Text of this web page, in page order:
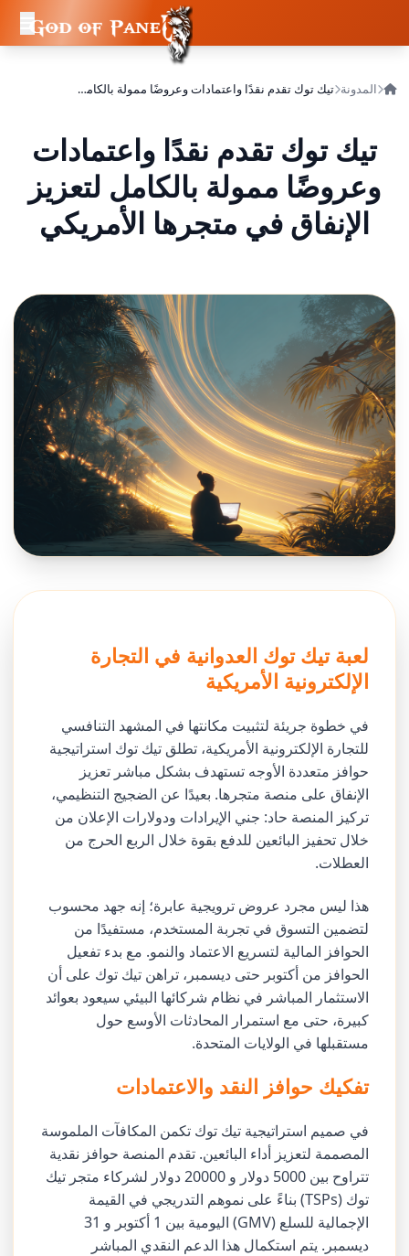
المدونة تيك توك تقدم نقدًا واعتمادات وعروضًا ممولة بالكامل لتعزيز الإنفاق في متجرها الأمريكي
تيك توك تقدم نقدًا واعتمادات
وعروضًا ممولة بالكامل لتعزيز
الإنفاق في متجرها الأمريكي
لعبة تيك توك العدوانية في التجارة
الإلكترونية الأمريكية
في خطوة جريئة لتثبيت مكانتها في المشهد التنافسي
للتجارة الإلكترونية الأمريكية، تطلق تيك توك استراتيجية
حوافز متعددة الأوجه تستهدف بشكل مباشر تعزيز
الإنفاق على منصة متجرها. بعيدًا عن الضجيج التنظيمي،
تركيز المنصة حاد: جني الإيرادات ودولارات الإعلان من
خلال تحفيز البائعين للدفع بقوة خلال الربع الحرج من
العطلات.
هذا ليس مجرد عروض ترويجية عابرة؛ إنه جهد محسوب
لتضمين التسوق في تجربة المستخدم، مستفيدًا من
الحوافز المالية لتسريع الاعتماد والنمو. مع بدء تفعيل
الحوافز من أكتوبر حتى ديسمبر، تراهن تيك توك على أن
الاستثمار المباشر في نظام شركائها البيئي سيعود بعوائد
كبيرة، حتى مع استمرار المحادثات الأوسع حول
مستقبلها في الولايات المتحدة.
تفكيك حوافز النقد والاعتمادات
في صميم استراتيجية تيك توك تكمن المكافآت الملموسة
المصممة لتعزيز أداء البائعين. تقدم المنصة حوافز نقدية
تتراوح بين 5000 دولار و 20000 دولار لشركاء متجر تيك
توك (TSPs) بناءً على نموهم التدريجي في القيمة
الإجمالية للسلع (GMV) اليومية بين 1 أكتوبر و 31
ديسمبر. يتم استكمال هذا الدعم النقدي المباشر